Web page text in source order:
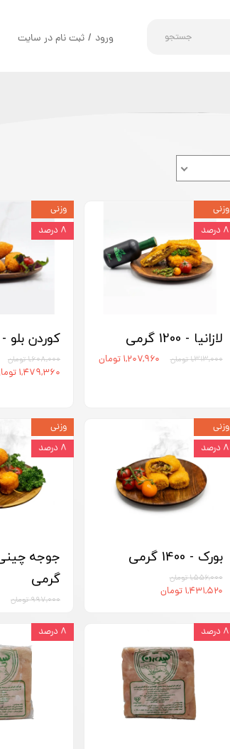
جستجو ورود / ثبت نام در سایت
لازانیا - 1200 گرمی
۱,۳۱۳,۰۰۰ تومان ۱,۲۰۷,۹۶۰ تومان
وزنی
۸ درصد
کوردن بلو - 1500 گرمی
۱,۶۰۸,۰۰۰ تومان
۱,۴۷۹,۳۶۰ تومان
وزنی
۸ درصد
بورک - 1400 گرمی
۱,۵۵۶,۰۰۰ تومان
۱,۴۳۱,۵۲۰ تومان
وزنی
۸ درصد
گرمی
۹۹۷,۰۰۰ تومان
وزنی
۸ درصد
۸ درصد ۸ درصد